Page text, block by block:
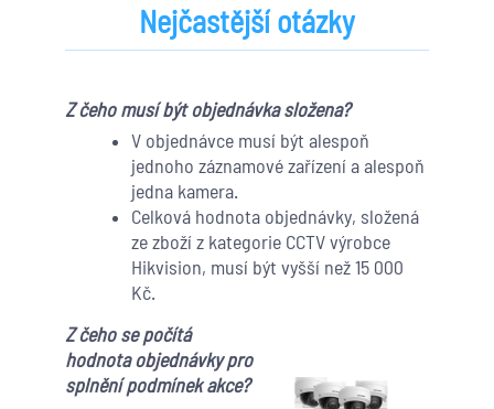
Nejčastější otázky
Z čeho musí být objednávka složena?
V objednávce musí být alespoň
jednoho záznamové zařízení a alespoň
jedna kamera.
Celková hodnota objednávky, složená
ze zboží z kategorie CCTV výrobce
Hikvision, musí být vyšší než 15 000
Kč.
Z čeho se počítá
hodnota objednávky pro
splnění podmínek akce?